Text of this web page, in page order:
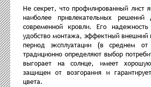
Не секрет, что профилированный лист
наиболее привлекательных
современной кровли. Его
удобство монтажа, эффектный внешний
период эксплуатации (в среднем
традиционно определяют выбор
выгорает на солнце, имеет хорошую
защищен от возгорания и
цвета.